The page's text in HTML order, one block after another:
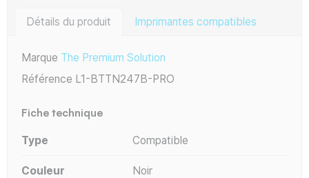
Détails du produit Imprimantes compatibles
Marque The Premium Solution
Référence L1-BTTN247B-PRO
Fiche technique
Type Compatible
Couleur Noir